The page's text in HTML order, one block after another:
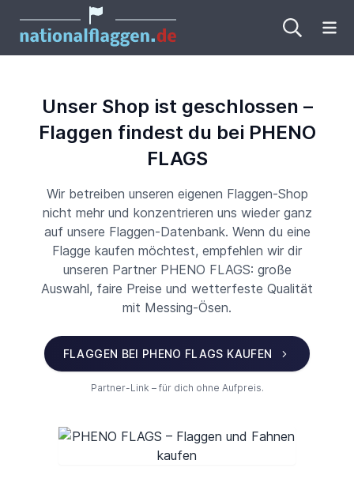
Unser Shop ist geschlossen –
Flaggen findest du bei PHENO
FLAGS
Wir betreiben unseren eigenen Flaggen-Shop
nicht mehr und konzentrieren uns wieder ganz
auf unsere Flaggen-Datenbank. Wenn du eine
Flagge kaufen möchtest, empfehlen wir dir
unseren Partner PHENO FLAGS: große
Auswahl, faire Preise und wetterfeste Qualität
mit Messing-Ösen.
FLAGGEN BEI PHENO FLAGS KAUFEN
Partner-Link – für dich ohne Aufpreis.